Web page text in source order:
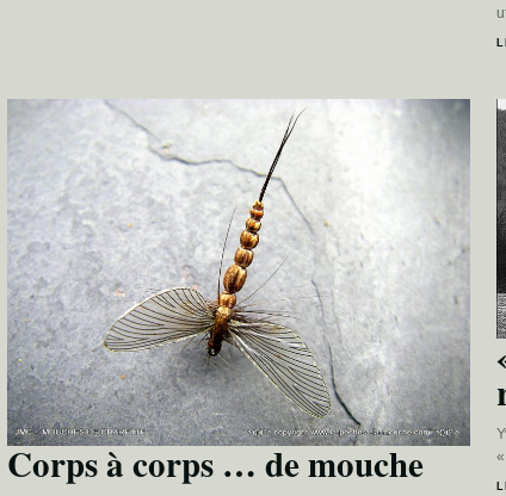
Corps à corps … de mouche